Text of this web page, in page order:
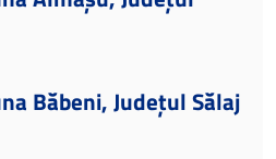
Băbeni, Județul Sălaj